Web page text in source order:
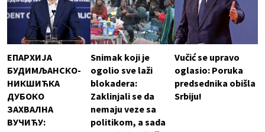
ЕПАРХИЈА
БУДИМЉАНСКО-
НИКШИЋКА
ДУБОКО
ЗАХВАЛНА
ВУЧИЋУ:
Snimak koji je
ogolio sve laži
blokadera:
Zaklinjali se da
nemaju veze sa
politikom, a sada
Vučić se upravo
oglasio: Poruka
predsednika obišla
Srbiju!